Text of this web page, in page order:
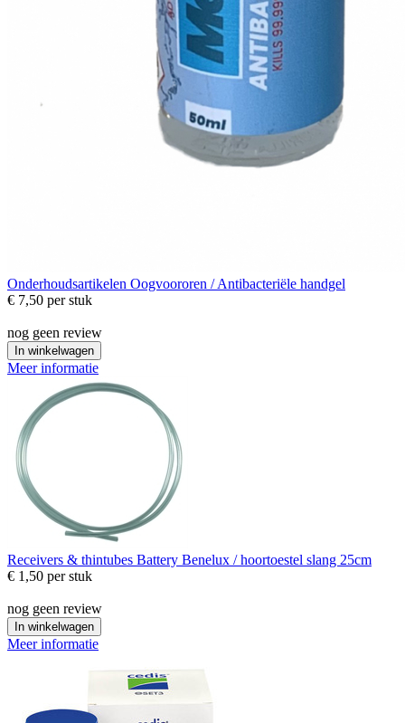
Onderhoudsartikelen Oogvoororen / Antibacteriële handgel
€ 7,50 per stuk
nog geen review
In winkelwagen
Meer informatie
Receivers & thintubes Battery Benelux / hoortoestel slang 25cm
€ 1,50 per stuk
nog geen review
In winkelwagen
Meer informatie